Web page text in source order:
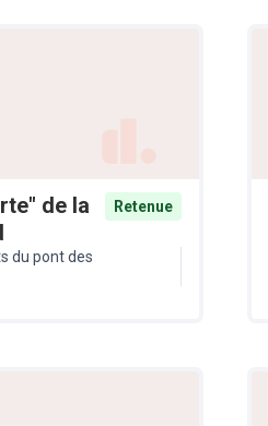
de la
Retenue
du pont des